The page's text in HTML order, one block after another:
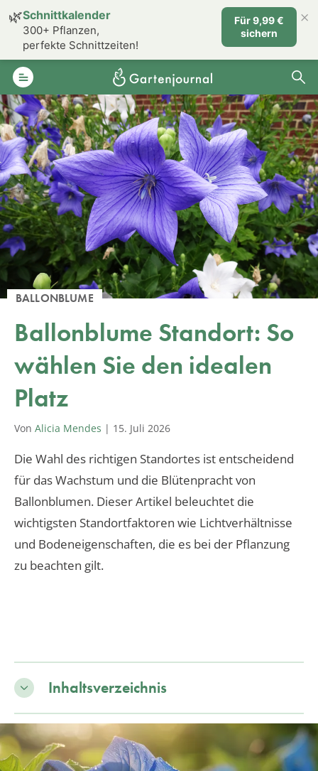
BALLONBLUME
Ballonblume Standort: So
wählen Sie den idealen
Platz
Von Alicia Mendes | 15. Juli 2026
Die Wahl des richtigen Standortes ist entscheidend
für das Wachstum und die Blütenpracht von
Ballonblumen. Dieser Artikel beleuchtet die
wichtigsten Standortfaktoren wie Lichtverhältnisse
und Bodeneigenschaften, die es bei der Pflanzung
zu beachten gilt.
Inhaltsverzeichnis
🌿Schnittkalender
300+ Pflanzen,
perfekte Schnittzeiten!
Für 9,99 €
sichern
×